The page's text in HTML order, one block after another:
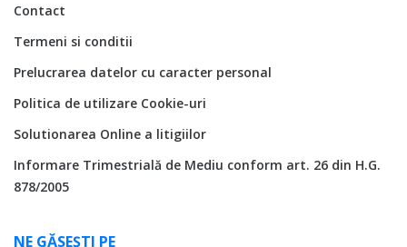
Contact
Termeni si conditii
Prelucrarea datelor cu caracter personal
Politica de utilizare Cookie-uri
Solutionarea Online a litigiilor
Informare Trimestrială de Mediu conform art. 26 din H.G.
878/2005
NE GĂSEȘTI PE